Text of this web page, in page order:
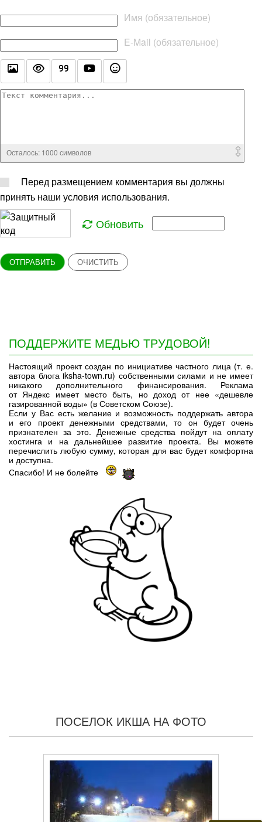
Имя (обязательное)
E-Mail (обязательное)
Текст комментария
Осталось: 1000 символов
Перед размещением комментария вы должны
принять наши условия использования.
Обновить
ОТПРАВИТЬ ОЧИСТИТЬ
ПОДДЕРЖИТЕ МЕДЬЮ ТРУДОВОЙ!
Настоящий проект создан по инициативе частного лица (т. е.
автора блога iksha-town.ru) собственными силами и не имеет
никакого дополнительного финансирования. Реклама
от Яндекс имеет место быть, но доход от нее «дешевле
газированной воды» (в Советском Союзе).
Если у Вас есть желание и возможность поддержать автора
и его проект денежными средствами, то он будет очень
признателен за это. Денежные средства пойдут на оплату
хостинга и на дальнейшее развитие проекта. Вы можете
перечислить любую сумму, которая для вас будет комфортна
и доступна.
Спасибо! И не болейте
ПОСЕЛОК ИКША НА ФОТО